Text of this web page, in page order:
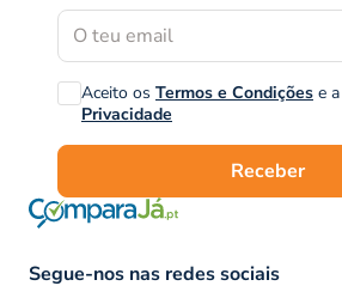
Aceito os Termos e Condições e a
Privacidade
Receber
Segue-nos nas redes sociais